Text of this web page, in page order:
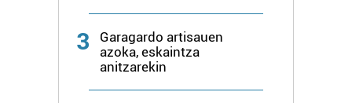
3
Garagardo artisauen
azoka, eskaintza
anitzarekin